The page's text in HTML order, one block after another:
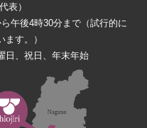
表）
午後4時30分まで（試行的に
す。）
日、祝日、年末年始